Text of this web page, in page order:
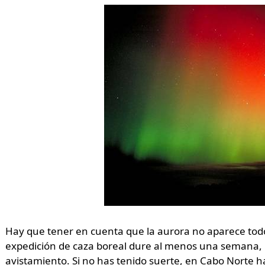
Hay que tener en cuenta que la aurora no aparece
expedición de caza boreal dure al menos una
avistamiento. Si no has tenido suerte, en Cabo Norte